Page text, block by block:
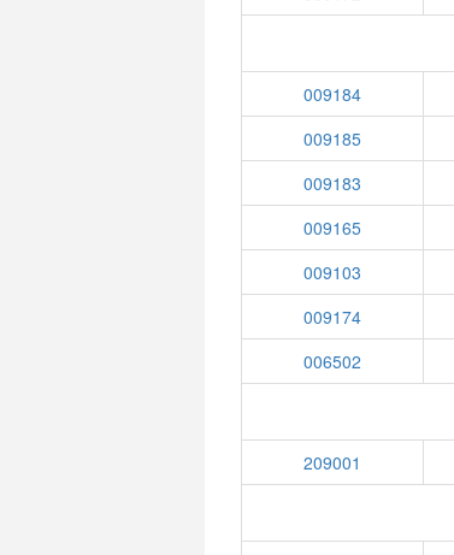
009184
009185
009183
009165
009103
009174
006502
209001